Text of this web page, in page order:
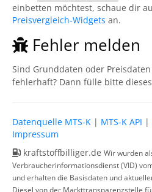
einbetten möchtest, schaue dir
Preisvergleich-Widgets an.
Fehler melden
Sind Grunddaten oder
fehlerhaft? Dann fülle bitte dieses
Datenquelle MTS-K | MTS-K API |
Impressum
kraftstoffbilliger.de Wir wurden
Verbraucherinformationsdienst (VID)
und erhalten die Basisdaten und
Diesel von der Markttransparenzstelle